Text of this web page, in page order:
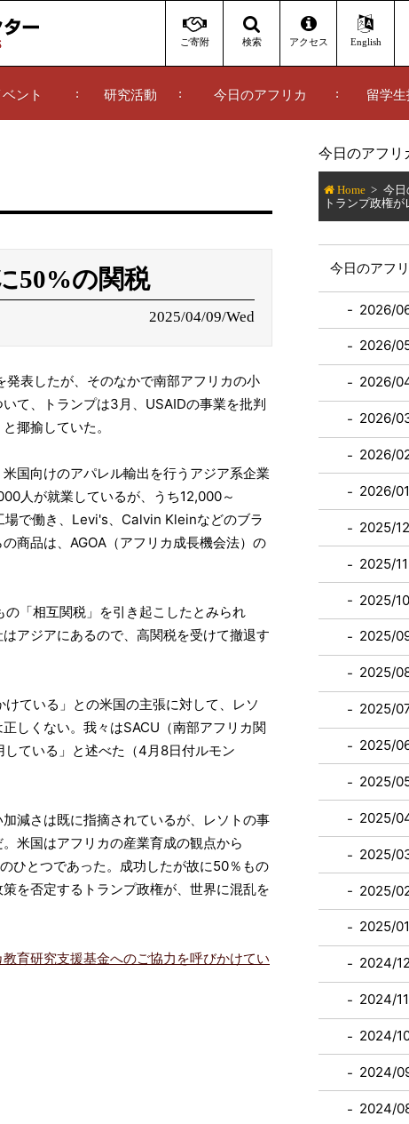
ご寄附 検索 アクセス English
ント 研究活動 今日のアフリカ 留学
今日のアフリ
Home
今日
トランプ政権
今日のアフ
2026/
2026/
2026/
2026/
2026/
2026/01
2025/12
2025/11
2025/10
2025/
2025/
2025/
2025/
2025/
2025/
2025/
2025/
2025/01
2024/12
2024/11
2024/
2024/
2024/
50%の関税
2025/04/09/Wed
表したが、そのなかで南部アフリカの小
て、トランプは3月、USAIDの事業を批判
揶揄していた。
国向けのアパレル輸出を行うアジア系企業
人が就業しているが、うち12,000～
で働き、Levi's、Calvin Kleinなどのブラ
商品は、AGOA（アフリカ成長機会法）の
「相互関税」を引き起こしたとみられ
アジアにあるので、高関税を受けて撤退す
ている」との米国の主張に対して、レソ
しくない。我々はSACU（南部アフリカ関
ている」と述べた（4月8日付ルモン
減さは既に指摘されているが、レソトの事
米国はアフリカの産業育成の観点から
ひとつであった。成功したが故に50％もの
を否定するトランプ政権が、世界に混乱を
育研究支援基金へのご協力を呼びかけてい